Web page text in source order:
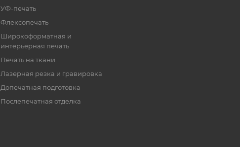
УФ-печать
Флексопечать
Широкоформатная и
интерьерная печать
Печать на ткани
Лазерная резка и гравировка
Допечатная подготовка
Послепечатная отделка